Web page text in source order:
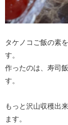
タケノコご飯の素
す。
作ったのは、寿司
す。
もっと沢山収穫出
ます。